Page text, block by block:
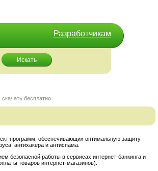
Разработчикам
Искать
бесплатно
программ, обеспечивающих оптимальную защиту
антихакера и антиспама.
безопасной работы в сервисах интернет-банкинга и
товаров интернет-магазинов).